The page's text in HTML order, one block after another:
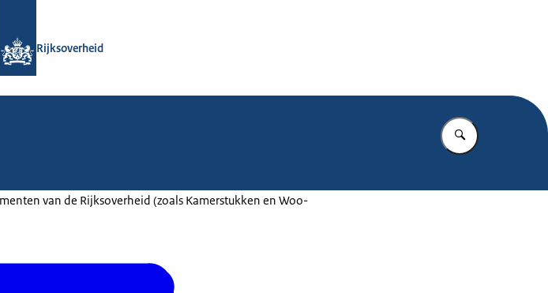
Rijksoverheid
Vul in wat u
van de Rijksoverheid (zoals Kamerstukken en Woo-